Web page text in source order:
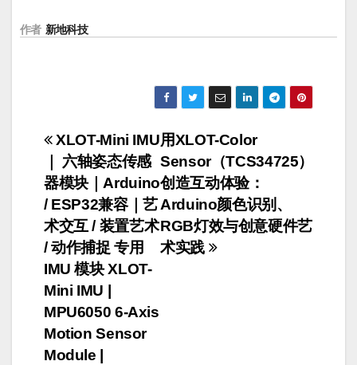
作者 新地科技
文
章
导
航
用XLOT-Color
Sensor（TCS34725）
创造互动体验：
Arduino颜色识别、
RGB灯效与创意硬件艺
术实践
XLOT-Mini IMU
｜ 六轴姿态传感
器模块｜Arduino
/ ESP32兼容｜艺
术交互 / 装置艺术
/ 动作捕捉 专用
IMU 模块 XLOT-
Mini IMU |
MPU6050 6-Axis
Motion Sensor
Module |